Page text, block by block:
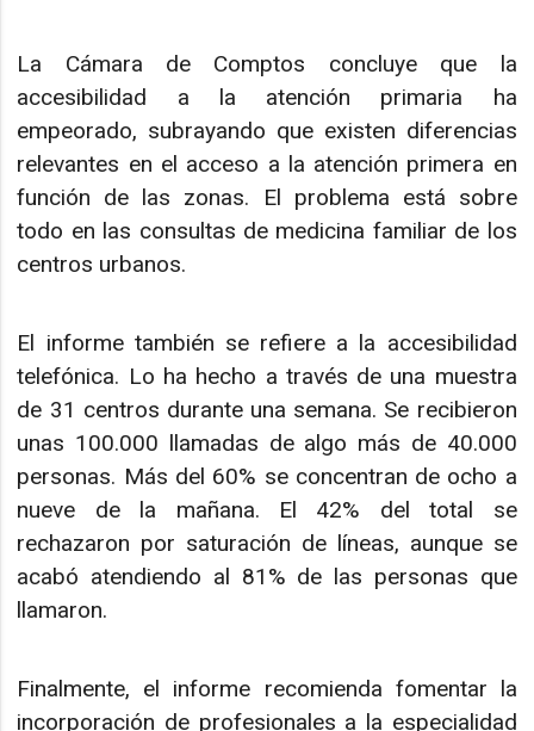
La Cámara de Comptos concluye que la
accesibilidad a la atención primaria ha
empeorado, subrayando que existen diferencias
relevantes en el acceso a la atención primera en
función de las zonas. El problema está sobre
todo en las consultas de medicina familiar de los
centros urbanos.
El informe también se refiere a la accesibilidad
telefónica. Lo ha hecho a través de una muestra
de 31 centros durante una semana. Se recibieron
unas 100.000 llamadas de algo más de 40.000
personas. Más del 60% se concentran de ocho a
nueve de la mañana. El 42% del total se
rechazaron por saturación de líneas, aunque se
acabó atendiendo al 81% de las personas que
llamaron.
Finalmente, el informe recomienda fomentar la
incorporación de profesionales a la especialidad